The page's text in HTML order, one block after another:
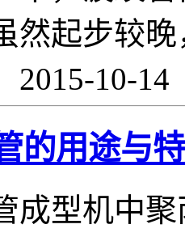
然起步较
2015-10-
的用途
成型机中